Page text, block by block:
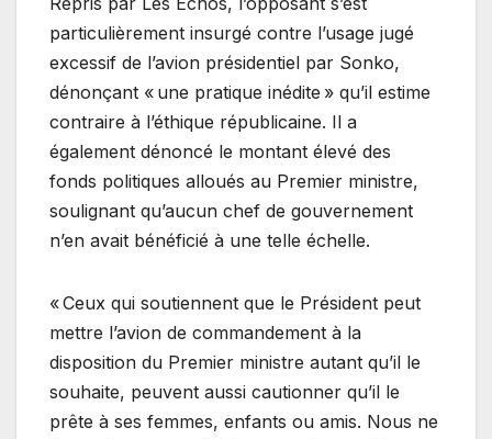
particulièrement insurgé contre l’usage jugé
excessif de l’avion présidentiel par Sonko,
dénonçant « une pratique inédite » qu’il estime
contraire à l’éthique républicaine. Il a
également dénoncé le montant élevé des
fonds politiques alloués au Premier ministre,
soulignant qu’aucun chef de gouvernement
n’en avait bénéficié à une telle échelle.
« Ceux qui soutiennent que le Président peut
mettre l’avion de commandement à la
disposition du Premier ministre autant qu’il le
souhaite, peuvent aussi cautionner qu’il le
prête à ses femmes, enfants ou amis. Nous ne